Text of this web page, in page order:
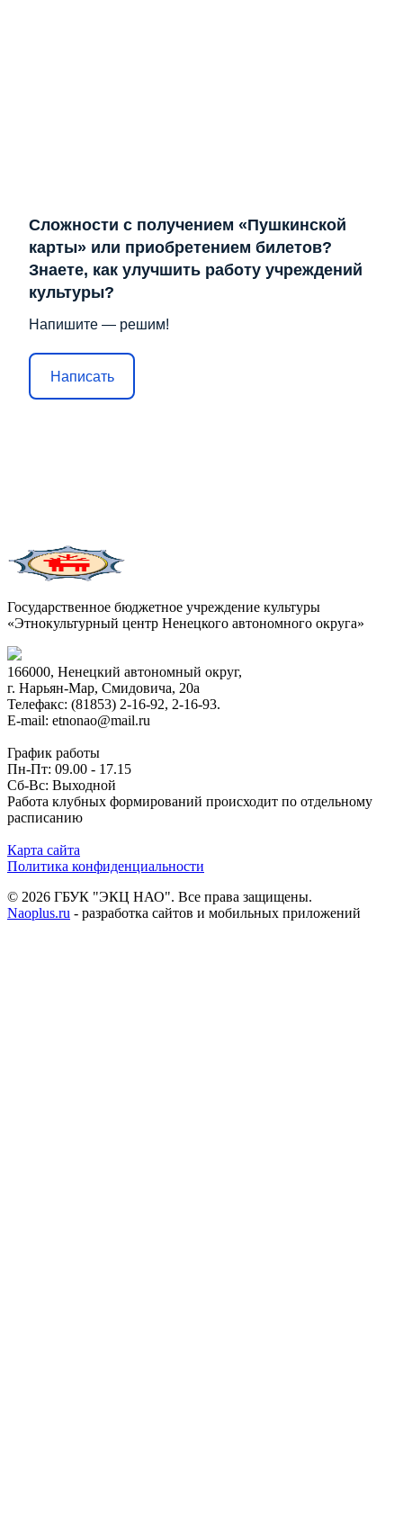
Сложности с получением «Пушкинской
карты» или приобретением билетов?
Знаете, как улучшить работу учреждений
культуры?
Напишите — решим!
Написать
Государственное бюджетное учреждение культуры
«Этнокультурный центр Ненецкого автономного округа»
166000, Ненецкий автономный округ,
г. Нарьян-Мар, Смидовича, 20а
Телефакс: (81853) 2-16-92, 2-16-93.
E-mail: etnonao@mail.ru
График работы
Пн-Пт: 09.00 - 17.15
Сб-Вс: Выходной
Работа клубных формирований происходит по отдельному
расписанию
Карта сайта
Политика конфиденциальности
© 2026 ГБУК "ЭКЦ НАО". Все права защищены.
Naoplus.ru - разработка сайтов и мобильных приложений